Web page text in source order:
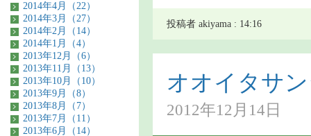
投稿者 akiyama : 14:16
オオイタサ
2012年12月14日
2014年4月（22）
2014年3月（27）
2014年2月（14）
2014年1月（4）
2013年12月（6）
2013年11月（13）
2013年10月（10）
2013年9月（8）
2013年8月（7）
2013年7月（11）
2013年6月（14）